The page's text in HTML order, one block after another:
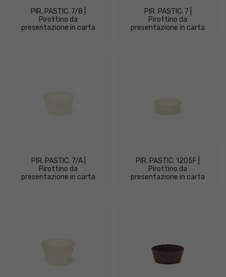
PIR. PASTIC. 7/8 |
Pirottino da
presentazione in carta
PIR. PASTIC. 7 |
Pirottino da
presentazione in carta
PIR. PASTIC. 7/A |
Pirottino da
presentazione in carta
PIR. PASTIC. 1205F |
Pirottino da
presentazione in carta